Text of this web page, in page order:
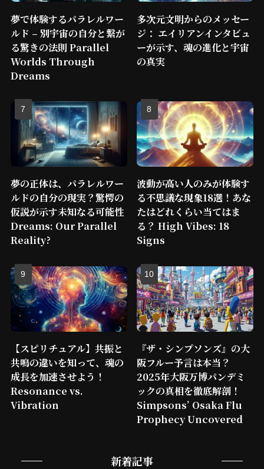
夢で体験するパラレルワー
ルド – 別宇宙の自分と繋が
る驚きの法則 Parallel
Worlds Through
Dreams
多次元文明からのメッセー
ジ： エイリアンインタビュ
ーが示す、魂の進化と宇宙
の真実
夢の正体は、パラレルワー
ルドの自分の現実？驚愕の
仮説が示す未知なる可能性
Dreams: Our Parallel
Reality?
波動が高い人のみが体験す
る不思議な現象18選！あな
たはどれくらい当てはま
る？ High Vibes: 18
Signs
【スピリチュアル】共振と
共鳴の違いを知って、魂の
成長を加速させよう！
Resonance vs.
Vibration
『ザ・シンプソンズ』の大
阪フルー予言は本当？
2025年大阪万博パンデミ
ックの真相を徹底解剖！
Simpsons’ Osaka Flu
Prophecy Uncovered
新着記事